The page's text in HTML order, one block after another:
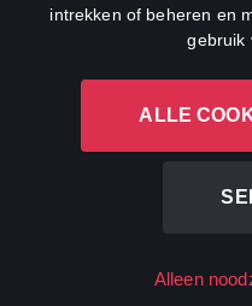
intrekken of beheren en
gebruik
ALLE
Alleen
CANAL+ Luxembourg S. à r.l.,